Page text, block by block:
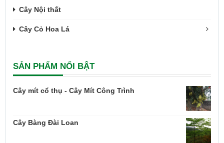
Cây Nội thất
Cây Cỏ Hoa Lá
SẢN PHẨM NỔI BẬT
Cây mít cổ thụ - Cây Mít Công Trình
Cây Bàng Đài Loan